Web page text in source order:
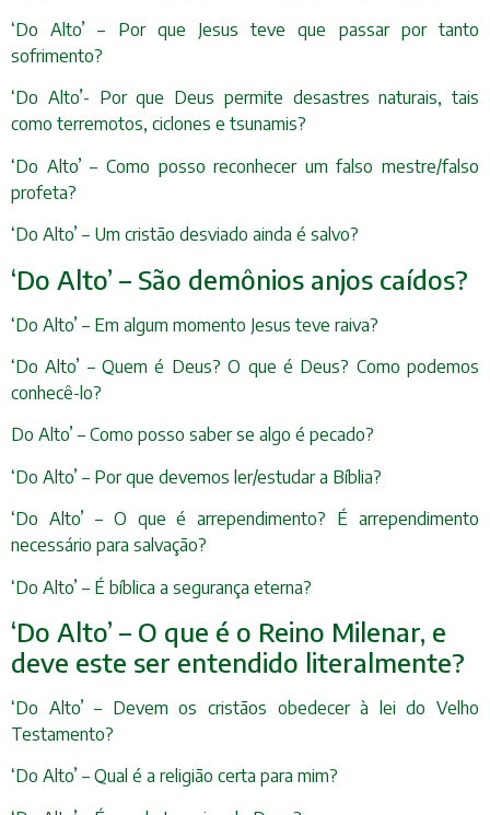
‘Do Alto’ – Por que Jesus teve que passar por tanto
sofrimento?
‘Do Alto’- Por que Deus permite desastres naturais, tais
como terremotos, ciclones e tsunamis?
‘Do Alto’ – Como posso reconhecer um falso mestre/falso
profeta?
‘Do Alto’ – Um cristão desviado ainda é salvo?
‘Do Alto’ – São demônios anjos caídos?
‘Do Alto’ – Em algum momento Jesus teve raiva?
‘Do Alto’ – Quem é Deus? O que é Deus? Como podemos
conhecê-lo?
Do Alto’ – Como posso saber se algo é pecado?
‘Do Alto’ – Por que devemos ler/estudar a Bíblia?
‘Do Alto’ – O que é arrependimento? É arrependimento
necessário para salvação?
‘Do Alto’ – É bíblica a segurança eterna?
‘Do Alto’ – O que é o Reino Milenar, e
deve este ser entendido literalmente?
‘Do Alto’ – Devem os cristãos obedecer à lei do Velho
Testamento?
‘Do Alto’ – Qual é a religião certa para mim?